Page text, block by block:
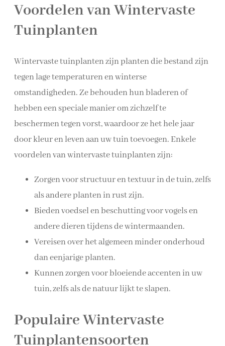
Voordelen van Wintervaste
Tuinplanten
Wintervaste tuinplanten zijn planten die bestand zijn
tegen lage temperaturen en winterse
omstandigheden. Ze behouden hun bladeren of
hebben een speciale manier om zichzelf te
beschermen tegen vorst, waardoor ze het hele jaar
door kleur en leven aan uw tuin toevoegen. Enkele
voordelen van wintervaste tuinplanten zijn:
Zorgen voor structuur en textuur in de tuin, zelfs
als andere planten in rust zijn.
Bieden voedsel en beschutting voor vogels en
andere dieren tijdens de wintermaanden.
Vereisen over het algemeen minder onderhoud
dan eenjarige planten.
Kunnen zorgen voor bloeiende accenten in uw
tuin, zelfs als de natuur lijkt te slapen.
Populaire Wintervaste
Tuinplantensoorten